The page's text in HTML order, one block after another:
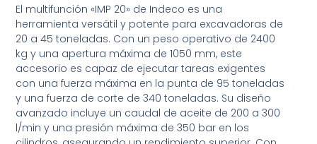
El multifunción «IMP 20» de Indeco es una
herramienta versátil y potente para excavadoras de
20 a 45 toneladas. Con un peso operativo de 2400
kg y una apertura máxima de 1050 mm, este
accesorio es capaz de ejecutar tareas exigentes
con una fuerza máxima en la punta de 95 toneladas
y una fuerza de corte de 340 toneladas. Su diseño
avanzado incluye un caudal de aceite de 200 a 300
l/min y una presión máxima de 350 bar en los